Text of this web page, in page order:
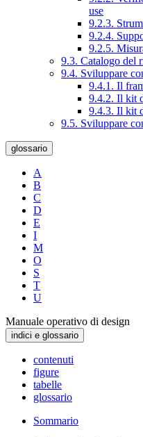
use
9.2.3.
9.2.4.
9.2.5.
9.3. Catalogo del
9.4. Sviluppare
9.4.1. Il
9.4.2. Il kit
9.4.3. Il kit
9.5. Sviluppare
glossario
A
B
C
D
E
I
M
O
S
T
U
Manuale operativo di design
indici e glossario
contenuti
figure
tabelle
glossario
Sommario